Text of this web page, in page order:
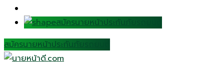
สมัครนายหน้าประกันภัยรถยนต์
สมัครนายหน้าประกันภัยรถยนต์